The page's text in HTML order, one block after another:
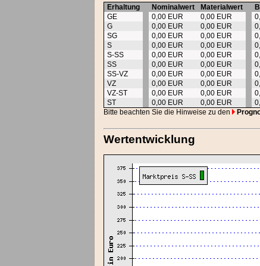
Erhaltung Nominalwert Materialwert
GE
0,00 EUR 0,00 EUR
G
0,00 EUR 0,00 EUR
SG
0,00 EUR 0,00 EUR
S
0,00 EUR 0,00 EUR
S-SS
0,00 EUR 0,00 EUR
SS
0,00 EUR 0,00 EUR
SS-VZ
0,00 EUR 0,00 EUR
VZ
0,00 EUR 0,00 EUR
VZ-ST
0,00 EUR 0,00 EUR
ST
0,00 EUR 0,00 EUR
Bitte beachten Sie die Hinweise zu den
Wertentwicklung